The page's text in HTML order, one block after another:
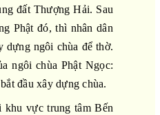
đất Thượng Hải. Sau
Phật đó, thì nhân dân
dựng ngôi chùa để thờ.
ngôi chùa Phật Ngọc:
đầu xây dựng chùa.
khu vực trung tâm Bến